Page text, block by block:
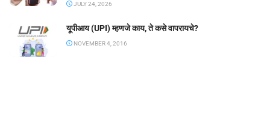
JULY 24, 2026
यूपीआय (UPI) म्हणजे काय, ते कसे वापरायचे?
NOVEMBER 4, 2016